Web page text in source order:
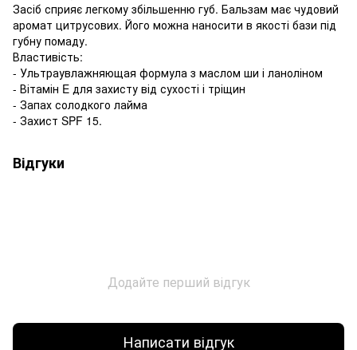
Засіб сприяє легкому збільшенню губ. Бальзам має чудовий
аромат цитрусових. Його можна наносити в якості бази під
губну помаду.
Властивість:
- Ультраувлажняющая формула з маслом ши і ланоліном
- Вітамін E для захисту від сухості і тріщин
- Запах солодкого лайма
- Захист SPF 15.
Відгуки
Додайте перший відгук
Написати відгук